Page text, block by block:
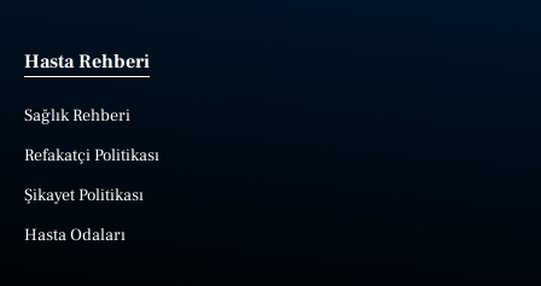
Hasta Rehberi
Sağlık Rehberi
Refakatçi Politikası
Şikayet Politikası
Hasta Odaları